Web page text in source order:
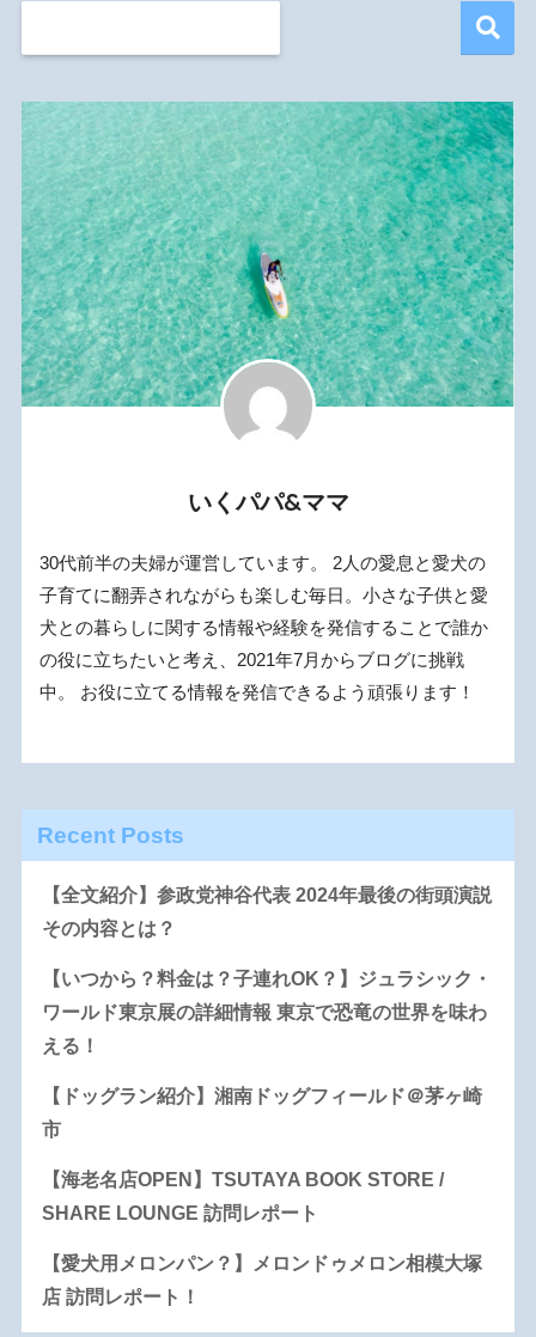
いくパパ&ママ
30代前半の夫婦が運営しています。 2人の愛息と愛犬の
子育てに翻弄されながらも楽しむ毎日。小さな子供と愛
犬との暮らしに関する情報や経験を発信することで誰か
の役に立ちたいと考え、2021年7月からブログに挑戦
中。 お役に立てる情報を発信できるよう頑張ります！
Recent Posts
【全文紹介】参政党神谷代表 2024年最後の街頭演説
その内容とは？
【いつから？料金は？子連れOK？】ジュラシック・
ワールド東京展の詳細情報 東京で恐竜の世界を味わ
える！
【ドッグラン紹介】湘南ドッグフィールド＠茅ヶ崎
市
【海老名店OPEN】TSUTAYA BOOK STORE /
SHARE LOUNGE 訪問レポート
【愛犬用メロンパン？】メロンドゥメロン相模大塚
店 訪問レポート！